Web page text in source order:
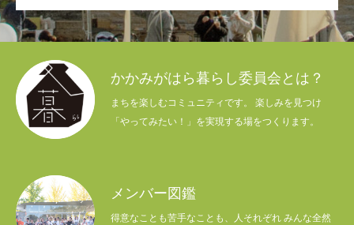
かかみがはら暮らし委員会とは？
まちを楽しむコミュニティです。 楽しみを見つけ
「やってみたい！」を実現する場をつくります。
メンバー図鑑
得意なことも苦手なことも、人それぞれ みんな全然